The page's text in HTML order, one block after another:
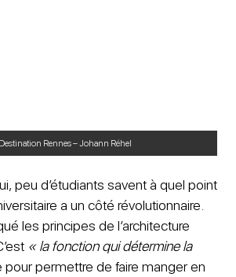
Rennes – Johann Réhel
peu d’étudiants savent à quel point
a un côté révolutionnaire.
les principes de l’architecture
« la fonction qui détermine la
pour permettre de faire manger en